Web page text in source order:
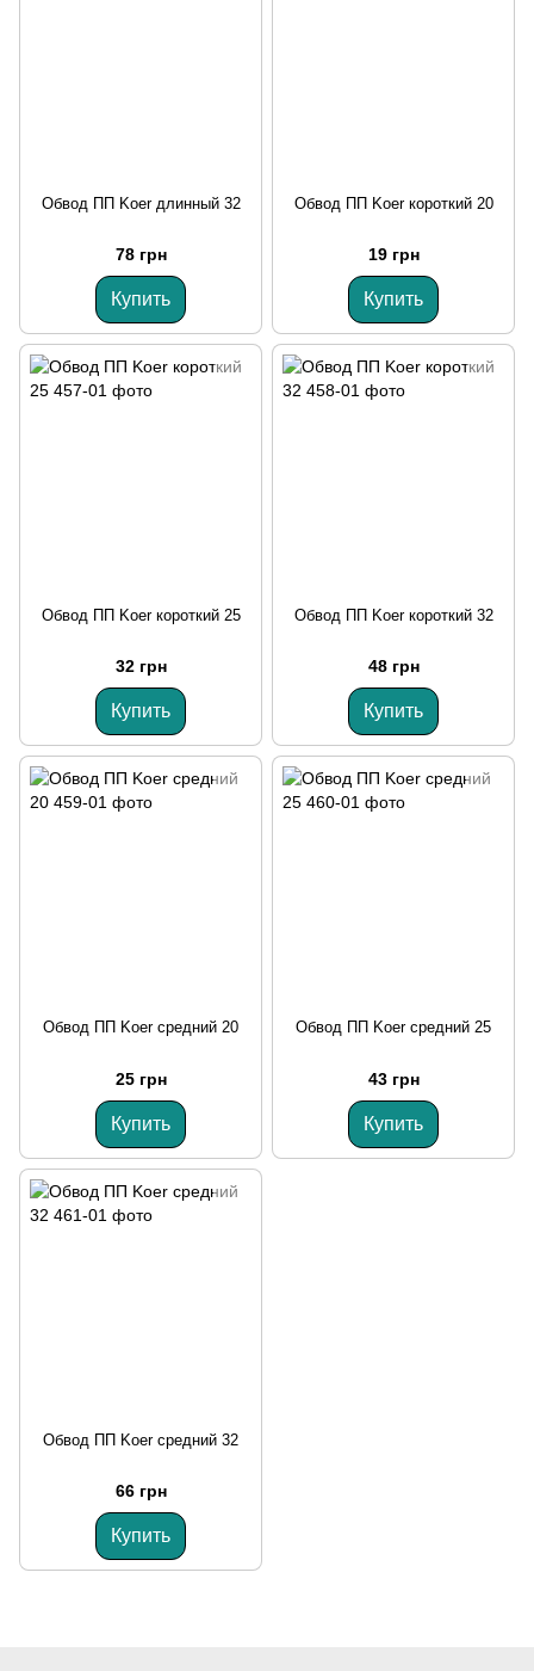
Обвод ПП Koer длинный 32
78 грн
Купить
Обвод ПП Koer короткий 20
19 грн
Купить
Обвод ПП Koer короткий 25
32 грн
Купить
Обвод ПП Koer короткий 32
48 грн
Купить
Обвод ПП Koer средний 20
25 грн
Купить
Обвод ПП Koer средний 25
43 грн
Купить
Обвод ПП Koer средний 32
66 грн
Купить